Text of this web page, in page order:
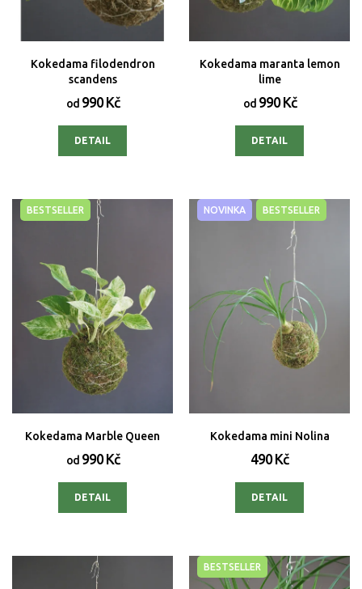
Kokedama filodendron
scandens
od990 Kč
DETAIL
Kokedama maranta lemon
lime
od990 Kč
DETAIL
BESTSELLER
Kokedama Marble Queen
od990 Kč
DETAIL
NOVINKA BESTSELLER
Kokedama mini Nolina
490 Kč
DETAIL
BESTSELLER